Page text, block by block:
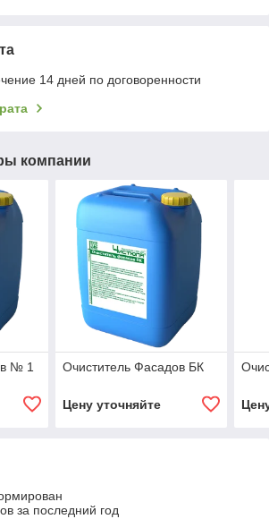
14 дней по договоренности
компании
№ 1 Очиститель Фасадов БК
Цену уточняйте
за последний год